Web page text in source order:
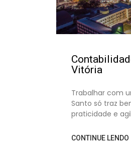
Vitória
Trabalhar com
Santo só traz
praticidade e
CONTINUE LENDO